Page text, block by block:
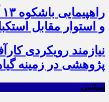
و استوار مقابل
نیازمند رویکردی
پژوهشی در زمینه
سیاسی